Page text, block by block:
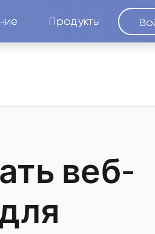
Продукты
веб-